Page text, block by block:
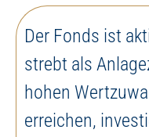
Der Fonds ist
strebt als
hohen
erreichen,